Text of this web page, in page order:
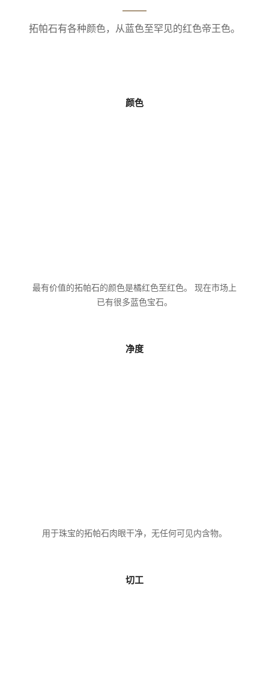
拓帕石有各种颜色，从蓝色至罕见的红色帝王色。
颜色
最有价值的拓帕石的颜色是橘红色至红色。 现在市场上
已有很多蓝色宝石。
净度
用于珠宝的拓帕石肉眼干净，无任何可见内含物。
切工